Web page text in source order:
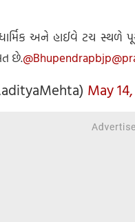
ધાર્મિક અને હાઈવે ટચ સ્થળે
છે.@Bhupendrapbjp
May